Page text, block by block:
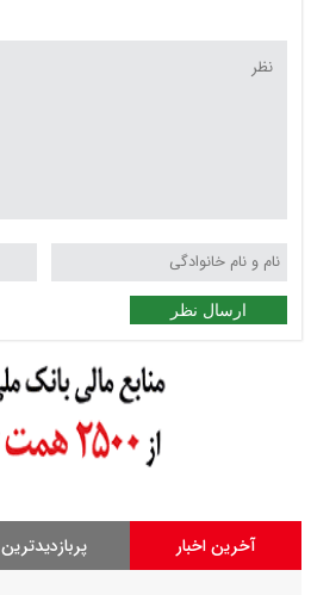
ارسال نظر
آخرین اخبار پربازدیدترین